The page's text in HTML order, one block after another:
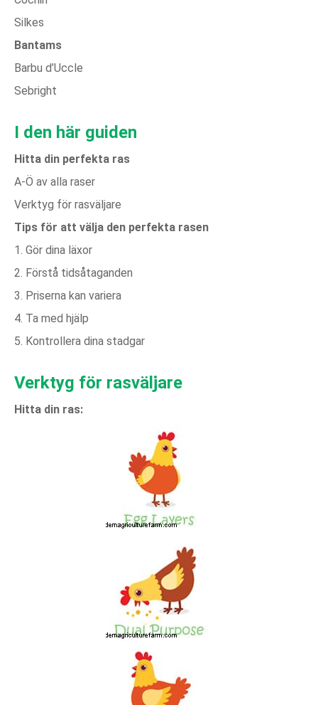
Silkes
Bantams
Barbu d’Uccle
Sebright
I den här guiden
Hitta din perfekta ras
A-Ö av alla raser
Verktyg för rasväljare
Tips för att välja den perfekta rasen
1. Gör dina läxor
2. Förstå tidsåtaganden
3. Priserna kan variera
4. Ta med hjälp
5. Kontrollera dina stadgar
Verktyg för rasväljare
Hitta din ras: